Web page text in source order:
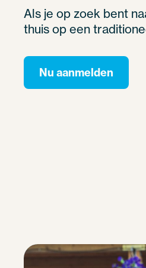
Als je op zoek bent
thuis op een
Nu aanmelden